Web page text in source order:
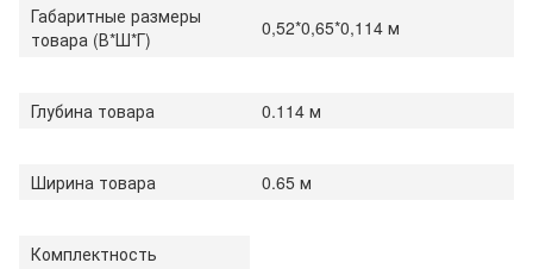
Габаритные размеры
товара (В*Ш*Г)
0,52*0,65*0,114 м
Глубина товара 0.114 м
Ширина товара 0.65 м
Комплектность